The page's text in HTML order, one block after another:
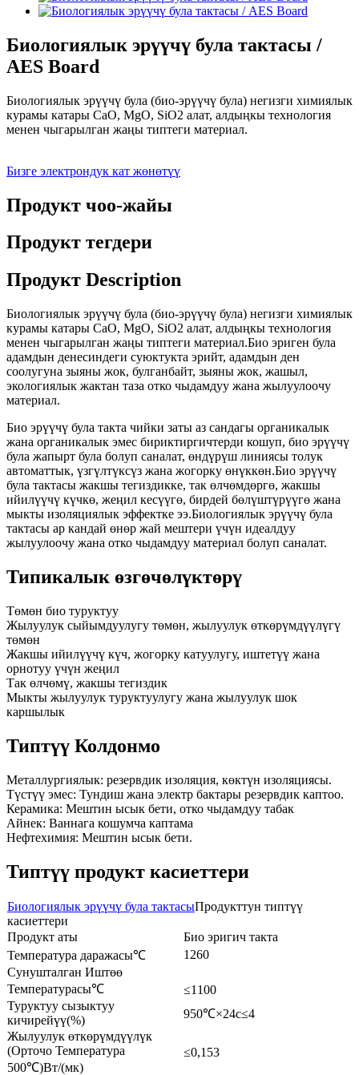
Биологиялык эрүүчү була тактасы /
AES Board
Биологиялык эрүүчү була (био-эрүүчү була) негизги химиялык
курамы катары CaO, MgO, SiO2 алат, алдыңкы технология
менен чыгарылган жаңы типтеги материал.
Бизге электрондук кат жөнөтүү
Продукт чоо-жайы
Продукт тегдери
Продукт Description
Биологиялык эрүүчү була (био-эрүүчү була) негизги химиялык
курамы катары CaO, MgO, SiO2 алат, алдыңкы технология
менен чыгарылган жаңы типтеги материал.Био эриген була
адамдын денесиндеги суюктукта эрийт, адамдын ден
соолугуна зыяны жок, булганбайт, зыяны жок, жашыл,
экологиялык жактан таза отко чыдамдуу жана жылуулоочу
материал.
Био эрүүчү була такта чийки заты аз сандагы органикалык
жана органикалык эмес бириктиргичтерди кошуп, био эрүүчү
була жапырт була болуп саналат, өндүрүш линиясы толук
автоматтык, үзгүлтүксүз жана жогорку өнүккөн.Био эрүүчү
була тактасы жакшы тегиздикке, так өлчөмдөргө, жакшы
ийилүүчү күчкө, жеңил кесүүгө, бирдей бөлүштүрүүгө жана
мыкты изоляциялык эффектке ээ.Биологиялык эрүүчү була
тактасы ар кандай өнөр жай мештери үчүн идеалдуу
жылуулоочу жана отко чыдамдуу материал болуп саналат.
Типикалык өзгөчөлүктөрү
Төмөн био туруктуу
Жылуулук сыйымдуулугу төмөн, жылуулук өткөрүмдүүлүгү
төмөн
Жакшы ийилүүчү күч, жогорку катуулугу, иштетүү жана
орнотуу үчүн жеңил
Так өлчөмү, жакшы тегиздик
Мыкты жылуулук туруктуулугу жана жылуулук шок
каршылык
Типтүү Колдонмо
Металлургиялык: резервдик изоляция, көктүн изоляциясы.
Түстүү эмес: Тундиш жана электр бактары резервдик каптоо.
Керамика: Мештин ысык бети, отко чыдамдуу табак
Айнек: Ваннага кошумча каптама
Нефтехимия: Мештин ысык бети.
Типтүү продукт касиеттери
Биологиялык эрүүчү була тактасыПродукттун типтүү
касиеттери
Продукт аты
Био эригич такта
Температура даражасы℃
1260
Сунушталган Иштөө
Температурасы℃
≤1100
Туруктуу сызыктуу
кичирейүү(%)
950℃×24с≤4
Жылуулук өткөрүмдүүлүк
(Орточо Температура
500℃)Вт/(мк)
≤0,153